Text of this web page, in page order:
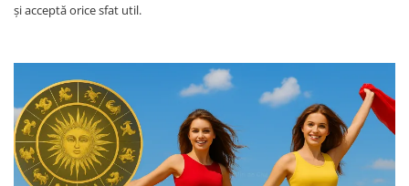
și acceptă orice sfat util.